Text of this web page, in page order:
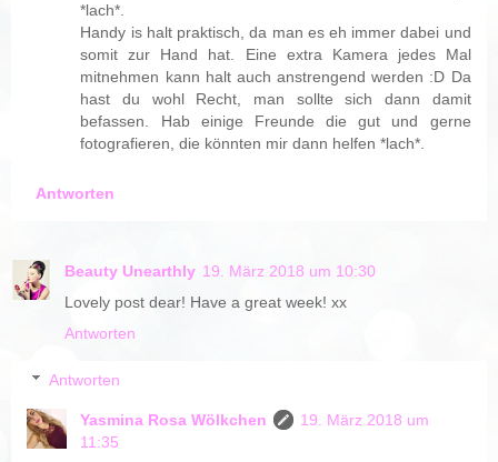
*lach*.
Handy is halt praktisch, da man es eh immer dabei und
somit zur Hand hat. Eine extra Kamera jedes Mal
mitnehmen kann halt auch anstrengend werden :D Da
hast du wohl Recht, man sollte sich dann damit
befassen. Hab einige Freunde die gut und gerne
fotografieren, die könnten mir dann helfen *lach*.
Antworten
Beauty Unearthly 19. März 2018 um 10:30
Lovely post dear! Have a great week! xx
Antworten
Antworten
Yasmina Rosa Wölkchen
19. März 2018 um
11:35